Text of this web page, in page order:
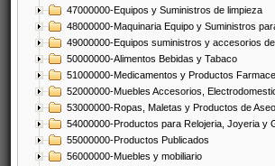
47000000-Equipos y Suministros de limpieza
48000000-Maquinaria Equipo y Suministros
49000000-Equipos suministros y accesorios
50000000-Alimentos Bebidas y Tabaco
51000000-Medicamentos y Productos
52000000-Muebles Accesorios,
53000000-Ropas, Maletas y Productos de
54000000-Productos para Relojeria, Joyeria y
55000000-Productos Publicados
56000000-Muebles y mobiliario